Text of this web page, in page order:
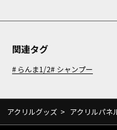
関連タグ
らんま1/2 シャンプー
アクリルグッズ > アクリルパネ